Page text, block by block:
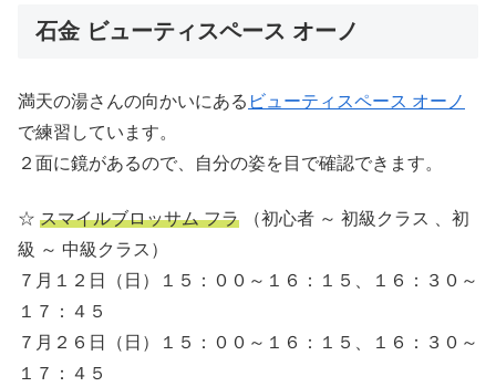
石金 ビューティスペース オーノ
満天の湯さんの向かいにある ビューティスペース オーノ
で練習しています。
２面に鏡があるので、自分の姿を目で確認できます。
☆ スマイルブロッサム フラ （初心者 ～ 初級クラス 、初
級 ～ 中級クラス）
７月１２日（日）１５：００～１６：１５、１６：３０～
１７：４５
７月２６日（日）１５：００～１６：１５、１６：３０～
１７：４５